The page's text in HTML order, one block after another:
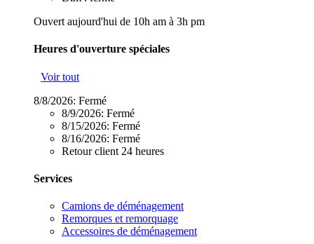
Ouvert aujourd'hui de 10h am à 3h pm
Heures d'ouverture spéciales
Voir tout
8/8/2026: Fermé
8/9/2026: Fermé
8/15/2026: Fermé
8/16/2026: Fermé
Retour client 24 heures
Services
Camions de déménagement
Remorques et remorquage
Accessoires de déménagement